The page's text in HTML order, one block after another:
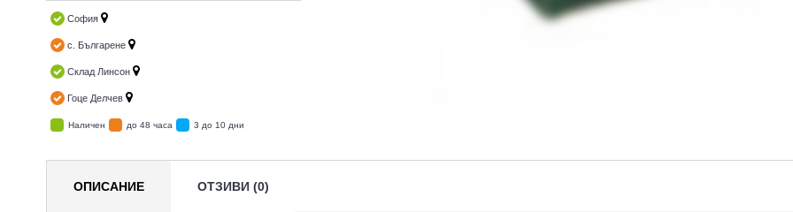
София
с. Българене
Склад Линсон
Гоце Делчев
Наличен до 48 часа 3 до 10 дни
ОПИСАНИЕ ОТЗИВИ (0)